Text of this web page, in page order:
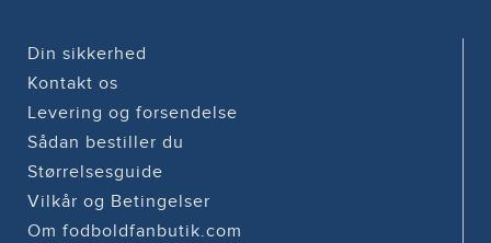
Din sikkerhed
Kontakt os
Levering og forsendelse
Sådan bestiller du
Størrelsesguide
Vilkår og Betingelser
Om fodboldfanbutik.com